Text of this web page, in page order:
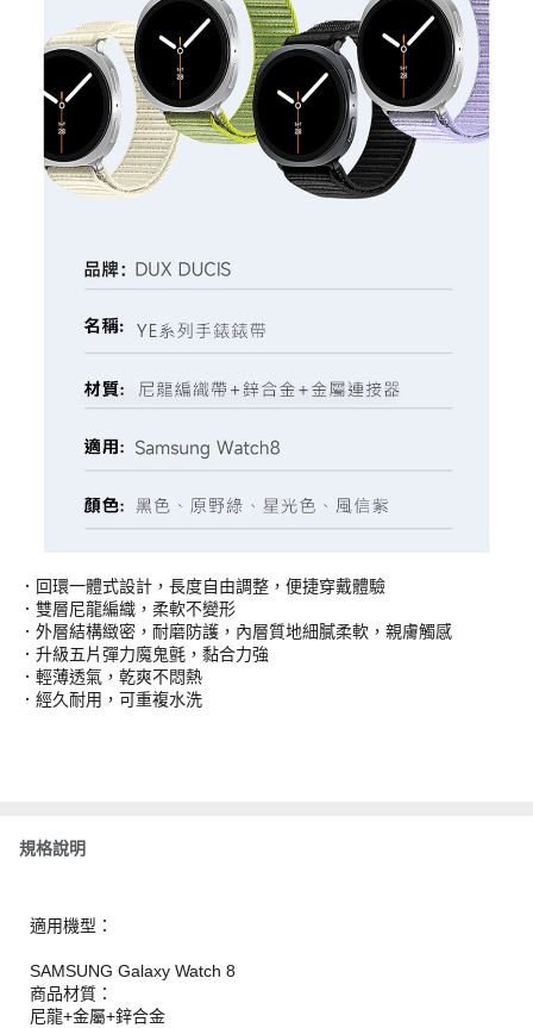
．回環一體式設計，長度自由調整，便捷穿戴體驗
．雙層尼龍編織，柔軟不變形
．外層結構緻密，耐磨防護，內層質地細膩柔軟，親膚觸感
．升級五片彈力魔鬼氈，黏合力強
．輕薄透氣，乾爽不悶熱
．經久耐用，可重複水洗
規格說明
適用機型：
SAMSUNG Galaxy Watch 8
商品材質：
尼龍+金屬+鋅合金